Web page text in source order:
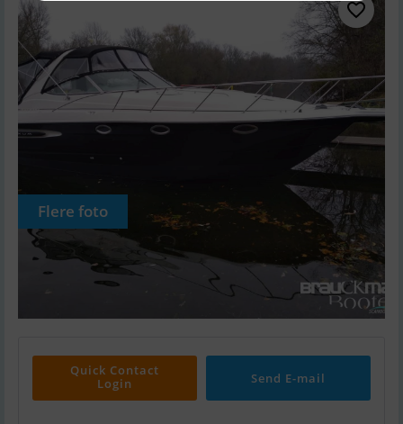
Flere foto
Quick Contact
Login
Send E-mail